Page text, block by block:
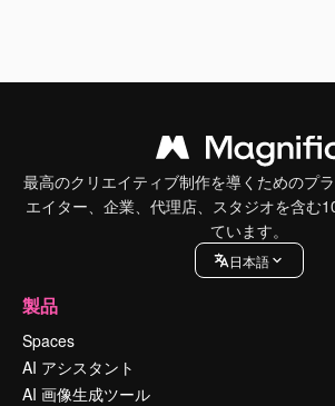
最高のクリエイティブ制作を導くためのプ
エイター、企業、代理店、スタジオを含む
ています。
日本語
製品
Spaces
AI アシスタント
AI 画像生成ツール